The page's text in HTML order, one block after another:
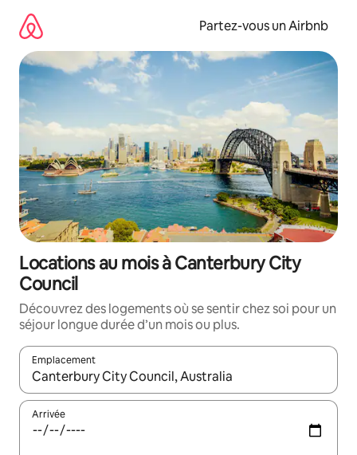
directement
contenu
Partez-vous un Airbnb
Locations au mois à Canterbury City
Council
Découvrez des logements où se sentir chez soi pour un
séjour longue durée d’un mois ou plus.
Emplacement
Quand les résultats sont affichés, parcourez-les en utilisant
Arrivée